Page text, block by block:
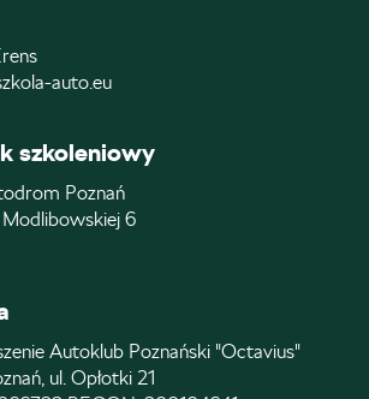
auto.eu
szkoleniowy
Poznań
6
Autoklub Poznański "Octavius"
ul. Opłotki 21